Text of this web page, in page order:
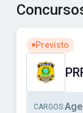
VerPrevisto
CARGOS: